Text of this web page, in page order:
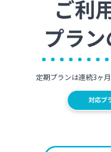
定期プランは連続3ヶ